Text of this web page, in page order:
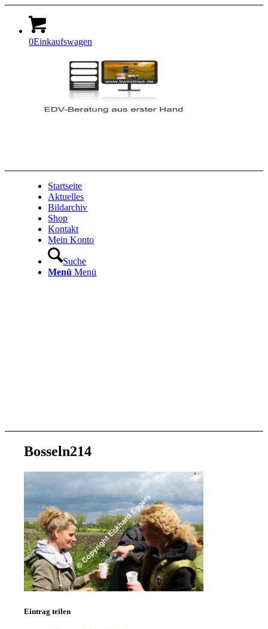
0Einkaufswagen
Startseite
Aktuelles
Bildarchiv
Shop
Kontakt
Mein Konto
Suche
Menü Menü
Bosseln214
Eintrag teilen